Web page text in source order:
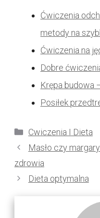
Ćwiczenia
metody na
Ćwiczenia na
Dobre
Krępa budowa
Posiłek
Kategorie
Cwiczenia I Dieta
Masło czy
zdrowia
Dieta optymalna